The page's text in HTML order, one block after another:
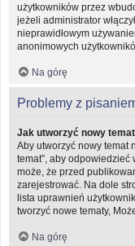
użytkowników przez
jeżeli administrator
nieprawidłowym
anonimowych
Na górę
Problemy z
Jak utworzyć nowy
Aby utworzyć nowy temat
temat”, aby odpowiedzieć
może, że przed
zarejestrować. Na dole
lista uprawnień
tworzyć nowe tematy,
Na górę